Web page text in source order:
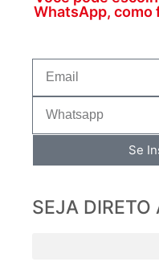
WhatsApp, como
Se
SEJA DIRETO